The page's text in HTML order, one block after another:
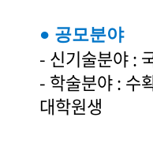
● 공모분야
- 신기술분야 :
- 학술분야 : 수
대학원생